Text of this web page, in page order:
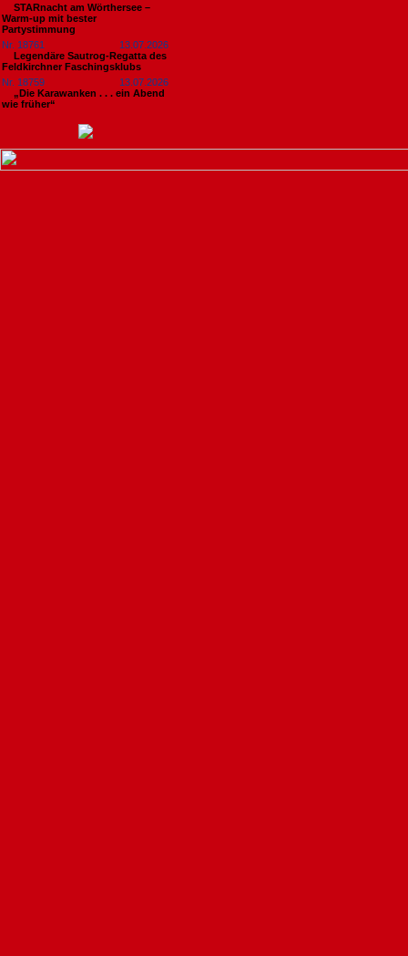
STARnacht am Wörthersee –
Warm-up mit bester
Partystimmung
Nr. 18761
13.07.2026
Legendäre Sautrog-Regatta des
Feldkirchner Faschingsklubs
Nr. 18759
13.07.2026
„Die Karawanken . . . ein Abend
wie früher“